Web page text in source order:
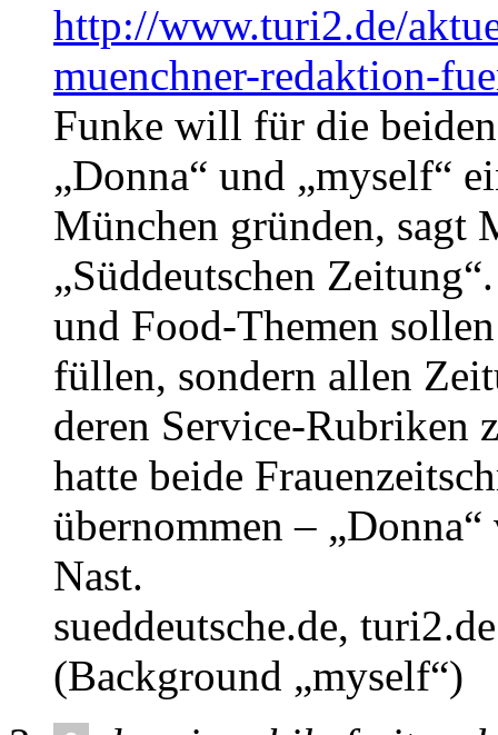
http://www.turi2.de/
muenchner-redaktion-
Funke will für die
„Donna“ und „myself“
München gründen, sagt
„Süddeutschen
und Food-Themen
füllen, sondern allen
deren Service-Rubriken
hatte beide
übernommen –
Nast.
sueddeutsche.de,
(Background „myself“)